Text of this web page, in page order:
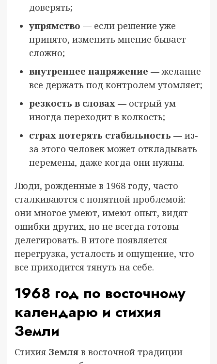
доверять;
упрямство — если решение уже
принято, изменить мнение бывает
сложно;
внутреннее напряжение — желание
все держать под контролем утомляет;
резкость в словах — острый ум
иногда переходит в колкость;
страх потерять стабильность — из-
за этого человек может откладывать
перемены, даже когда они нужны.
Люди, рожденные в 1968 году, часто
сталкиваются с понятной проблемой:
они многое умеют, имеют опыт, видят
ошибки других, но не всегда готовы
делегировать. В итоге появляется
перегрузка, усталость и ощущение, что
все приходится тянуть на себе.
1968 год по восточному
календарю и стихия
Земли
Стихия Земля в восточной традиции